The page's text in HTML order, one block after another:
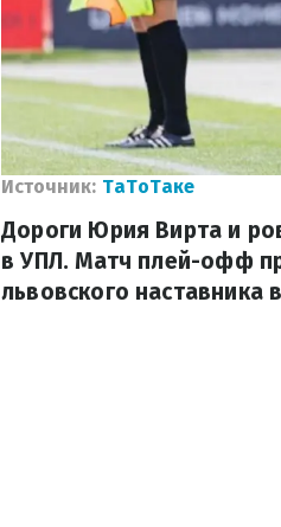
Источник: ТаТоТаке
Дороги Юрия Вирта и
в УПЛ. Матч плей-офф
львовского наставника